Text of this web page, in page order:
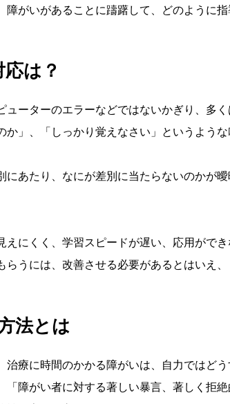
がいがあることに躊躇して、どのように
は？
ーターのエラーなどではないかぎり、多
」、「しっかり覚えなさい」というよう
あたり、なにが差別に当たらないのかが
にくく、学習スピードが遅い、応用がで
うには、改善させる必要があるとはいえ
法とは
療に時間のかかる障がいは、自力ではど
障がい者に対する著しい暴言、著しく拒